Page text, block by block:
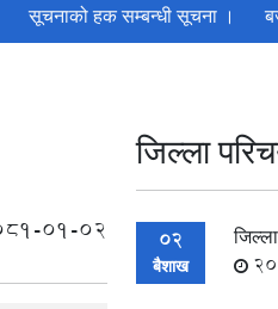
सूचनाको हक सम्बन्धी सूचना ।
01-02
जिल्ला
02
बैशाख